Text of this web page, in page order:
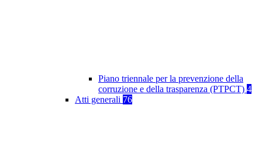
Piano triennale per la prevenzione della
corruzione e della trasparenza (PTPCT) 4
Atti generali 76